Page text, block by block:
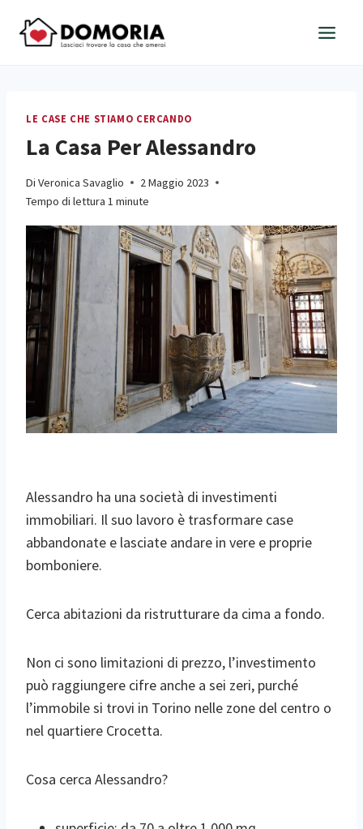
LE CASE CHE STIAMO CERCANDO
La Casa Per Alessandro
Di Veronica Savaglio
2 Maggio 2023
Tempo di lettura 1 minute
Alessandro ha una società di investimenti
immobiliari. Il suo lavoro è trasformare case
abbandonate e lasciate andare in vere e proprie
bomboniere.
Cerca abitazioni da ristrutturare da cima a fondo.
Non ci sono limitazioni di prezzo, l’investimento
può raggiungere cifre anche a sei zeri, purché
l’immobile si trovi in Torino nelle zone del centro o
nel quartiere Crocetta.
Cosa cerca Alessandro?